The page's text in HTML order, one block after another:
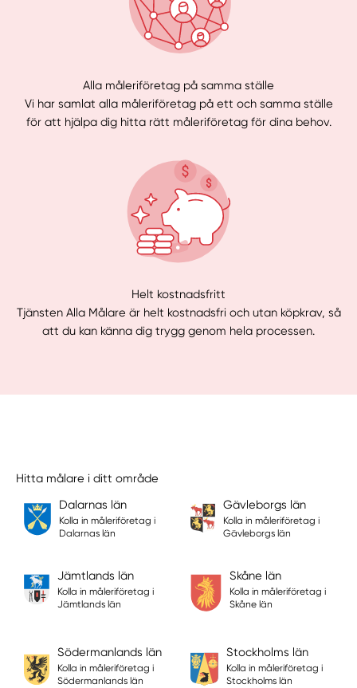
Alla måleriföretag på samma ställe
Vi har samlat alla måleriföretag på ett och samma ställe
för att hjälpa dig hitta rätt måleriföretag för dina behov.
Helt kostnadsfritt
Tjänsten Alla Målare är helt kostnadsfri och utan köpkrav, så
att du kan känna dig trygg genom hela processen.
Hitta målare i ditt område
Dalarnas län
Kolla in måleriföretag i
Dalarnas län
Gävleborgs län
Kolla in måleriföretag i
Gävleborgs län
Jämtlands län
Kolla in måleriföretag i
Jämtlands län
Skåne län
Kolla in måleriföretag i
Skåne län
Södermanlands län
Kolla in måleriföretag i
Södermanlands län
Stockholms län
Kolla in måleriföretag i
Stockholms län